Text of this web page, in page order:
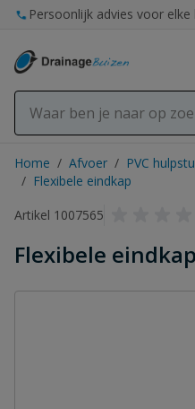
Ga naar de inhoud
Persoonlijk advies voor elke
Home / Afvoer / PVC
/ Flexibele eindkap
Artikel 1007565
Flexibele eindkap